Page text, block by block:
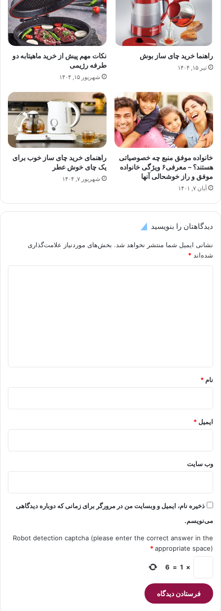
راهنما خرید چای ساز بوش
تیر ۱۵, ۱۴۰۴
نکات مهم پیش از خرید ماهیتابه دو
طرفه رژیمی
شهریور ۱۵, ۱۴۰۴
خانواده موفق منبع چه خصوصیاتی
هستند؟ – معرفی۶ ویژگی خانواده
موفق و راز خوشحالی آنها
آبان ۷, ۱۴۰۱
راهنمای خرید چای ساز خوب برای
یک چای خوش عطر
شهریور ۷, ۱۴۰۴
دیدگاهتان را بنویسید
نشانی ایمیل شما منتشر نخواهد شد. بخش‌های موردنیاز علامت‌گذاری
شده‌اند *
نام *
ایمیل *
وب‌ سایت
ذخیره نام، ایمیل و وبسایت من در مرورگر برای زمانی که دوباره دیدگاهی
می‌نویسم.
Robot detection captcha (please enter the correct answer in the
appropriate space)
*
×
1
=
6